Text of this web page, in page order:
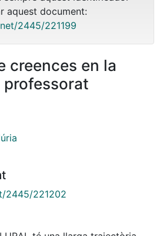
aquest document:
2445/221199
creences en la
2445/221202